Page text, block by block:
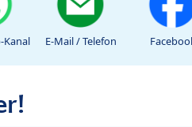
Kanal E-Mail / Telefon